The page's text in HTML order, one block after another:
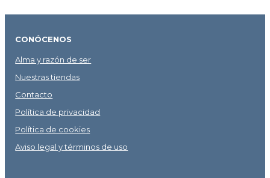
CONÓCENOS
Alma y razón de ser
Nuestras tiendas
Contacto
Política de privacidad
Política de cookies
Aviso legal y términos de uso